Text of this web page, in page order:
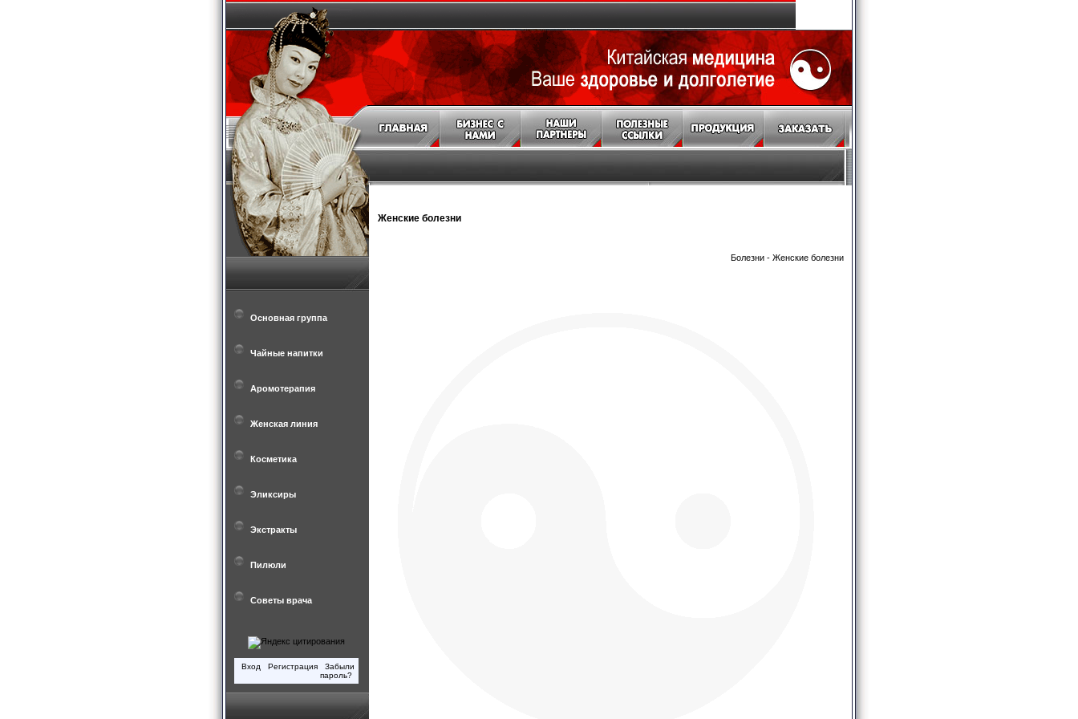
Основная группа
Чайные напитки
Аромотерапия
Женская линия
Косметика
Эликсиры
Экстракты
Пилюли
Советы врача
Вход Регистрация
Забыли
пароль?
Женские болезни
Болезни - Женские болезни